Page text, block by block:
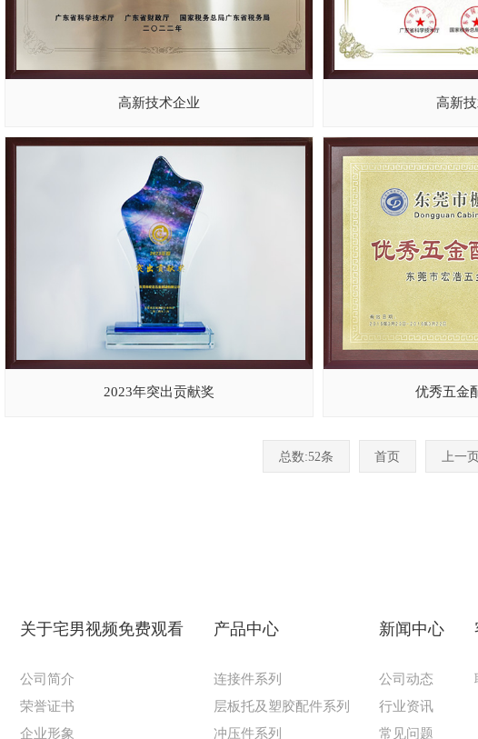
高新技术企业 高新
2023年突出贡献奖 优秀五金
总数:52条 首页 上一
关于宅男视频免费观看
公司简介
荣誉证书
企业形象
产品中心
连接件系列
层板托及塑胶配件系列
冲压件系列
新闻中心
公司动态
行业资讯
常见问题